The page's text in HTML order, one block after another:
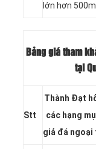
lớn hơn 500m
Bảng giá tham
tại
Stt
Thành Đạt
các hạng
giả đá ngoại